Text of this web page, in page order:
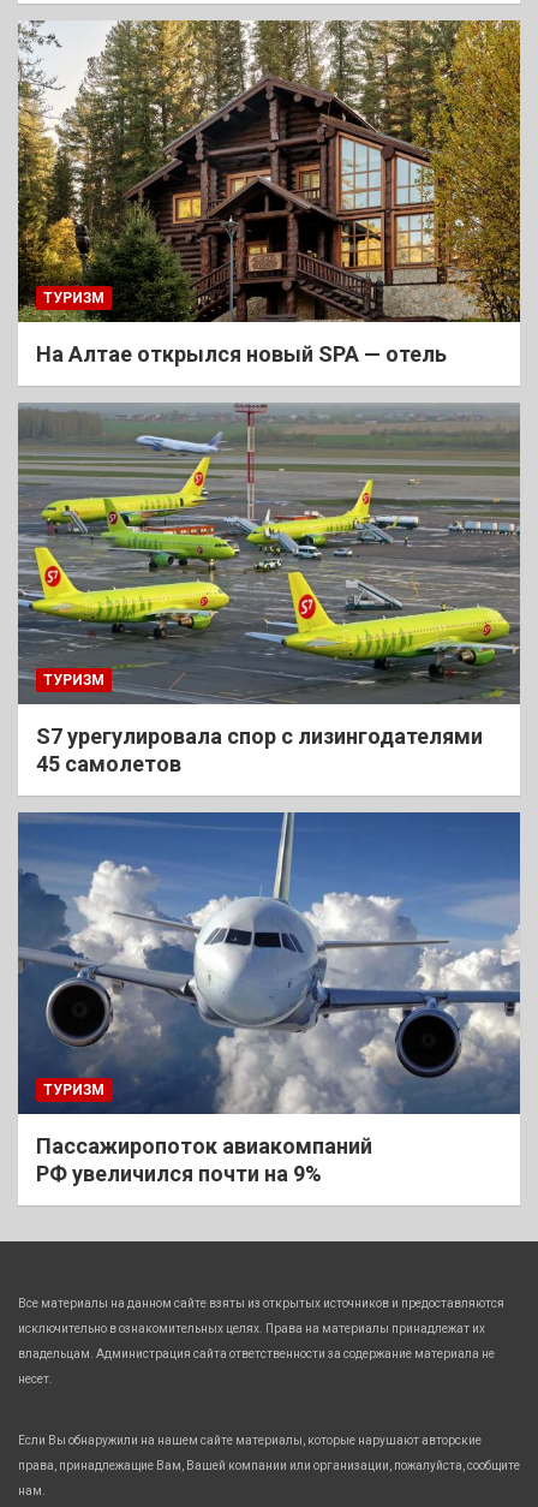
ТУРИЗМ
На Алтае открылся новый SPA — отель
ТУРИЗМ
S7 урегулировала спор с лизингодателями
45 самолетов
ТУРИЗМ
Пассажиропоток авиакомпаний
РФ увеличился почти на 9%
Все материалы на данном сайте взяты из открытых источников и предоставляются
исключительно в ознакомительных целях. Права на материалы принадлежат их
владельцам. Администрация сайта ответственности за содержание материала не
несет.
Если Вы обнаружили на нашем сайте материалы, которые нарушают авторские
права, принадлежащие Вам, Вашей компании или организации, пожалуйста, сообщите
нам.